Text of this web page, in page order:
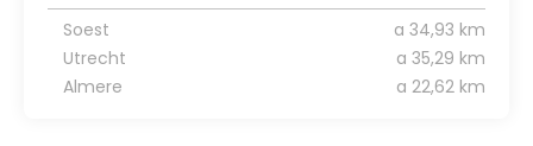
Soest
a 34,93 km
Utrecht
a 35,29 km
Almere
a 22,62 km